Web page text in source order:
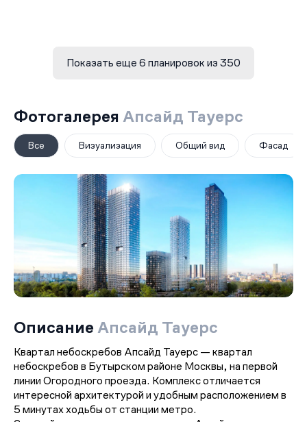
Показать еще 6 планировок из 350
Фотогалерея Апсайд Тауерс
Все Визуализация Общий вид Фасад
Описание Апсайд Тауерс
Квартал небоскребов Апсайд Тауерс — квартал
небоскребов в Бутырском районе Москвы, на первой
линии Огородного проезда. Комплекс отличается
интересной архитектурой и удобным расположением в
5 минутах ходьбы от станции метро.